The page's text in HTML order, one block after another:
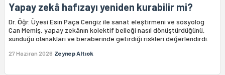
Yapay zekâ hafızayı yeniden kurabilir mi?
Dr. Öğr. Üyesi Esin Paça Cengiz ile sanat eleştirmeni ve sosyolog
Can Memiş, yapay zekânın kolektif belleği nasıl dönüştürdüğünü,
sunduğu olanakları ve beraberinde getirdiği riskleri değerlendirdi.
27 Haziran 2026 Zeynep Altıok